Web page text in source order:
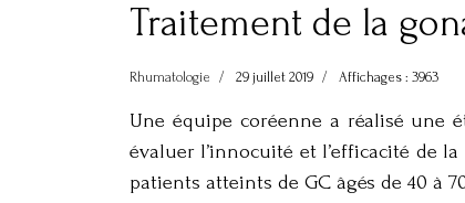
Traitement de la
Rhumatologie 29 juillet 2019 Affichages : 3963
Une équipe coréenne a réalisé une
évaluer l’innocuité et l’efficacité de
patients atteints de GC âgés de 40 à